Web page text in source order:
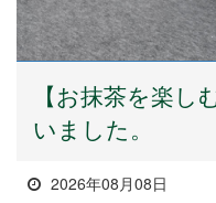
【お抹茶を楽
いました。
2026年08月08日